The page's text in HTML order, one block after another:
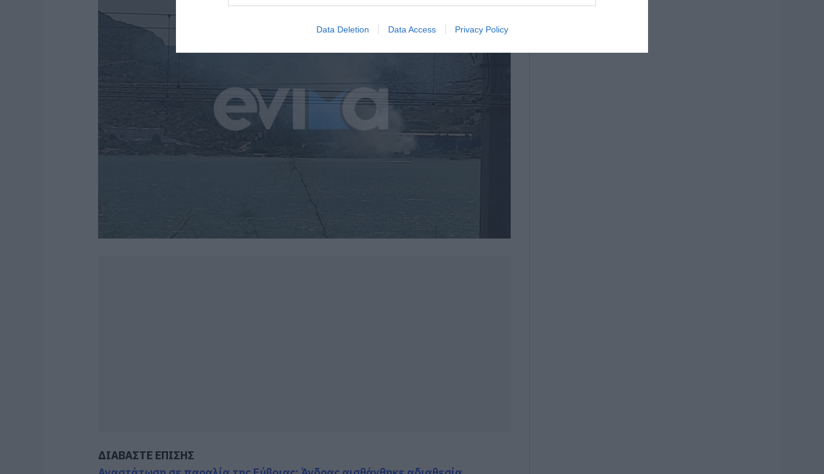
Data Deletion Data Access Privacy Policy
ΔΙΑΒΑΣΤΕ ΕΠΙΣΗΣ